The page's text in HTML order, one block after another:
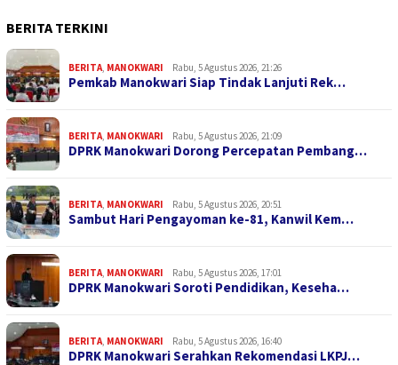
BERITA TERKINI
BERITA, MANOKWARI Rabu, 5 Agustus 2026, 21:26
Pemkab Manokwari Siap Tindak Lanjuti Rek…
BERITA, MANOKWARI Rabu, 5 Agustus 2026, 21:09
DPRK Manokwari Dorong Percepatan Pembang…
BERITA, MANOKWARI Rabu, 5 Agustus 2026, 20:51
Sambut Hari Pengayoman ke-81, Kanwil Kem…
BERITA, MANOKWARI Rabu, 5 Agustus 2026, 17:01
DPRK Manokwari Soroti Pendidikan, Keseha…
BERITA, MANOKWARI Rabu, 5 Agustus 2026, 16:40
DPRK Manokwari Serahkan Rekomendasi LKPJ…